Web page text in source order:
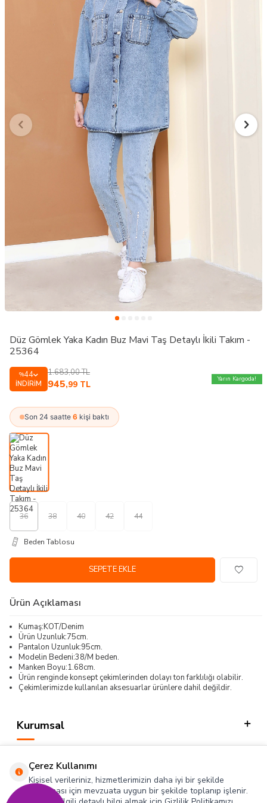
Düz Gömlek Yaka Kadın Buz Mavi Taş Detaylı İkili Takım -
25364
%44
İNDIRIM
1.683,00TL
945,99 TL
Yarın Kargoda!
Son 24 saatte 6 kişi baktı
36 38 40 42 44
Beden Tablosu
SEPETE EKLE
Ürün Açıklaması
Kumaş:KOT/Denim
Ürün Uzunluk:75cm.
Pantalon Uzunluk:95cm.
Modelin Bedeni:38/M beden.
Manken Boyu:1.68cm.
Ürün renginde konsept çekimlerinden dolayı ton farklılığı olabilir.
Çekimlerimizde kullanılan aksesuarlar ürünlere dahil değildir.
Kurumsal
Hızlı Erişim
Çerez Kullanımı
Kişisel verileriniz, hizmetlerimizin daha iyi bir şekilde
sunulması için mevzuata uygun bir şekilde toplanıp işlenir.